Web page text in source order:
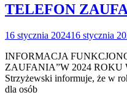
TELEFON
16 stycznia 202416 stycznia
INFORMACJA
ZAUFANIA”W 2024 ROKU
Strzyżewski informuje, że w
dla osób